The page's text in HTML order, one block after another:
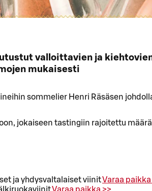
valloittavien ja
mukaisesti
sommelier Henri Räsäsen
jokaiseen tastingiin rajoitettu
ja yhdysvaltalaiset viinitVaraa paikka
Varaa paikka >>